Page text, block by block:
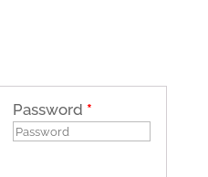
Password *